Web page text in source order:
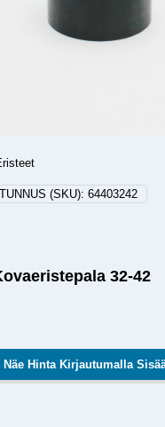
(SKU): 64403242
32-42
Näe Hinta Kirjautumalla